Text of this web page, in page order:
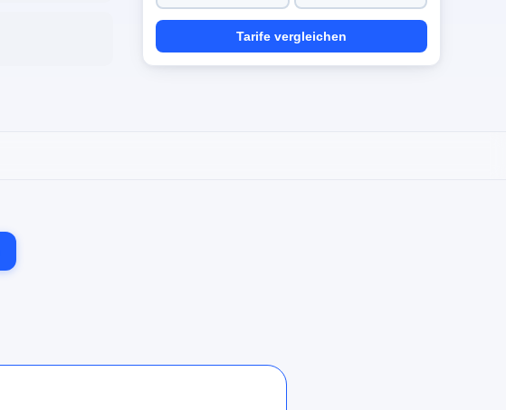
Tarife vergleichen